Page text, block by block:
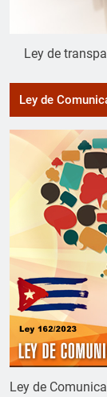
Ley de
Ley de
Ley de